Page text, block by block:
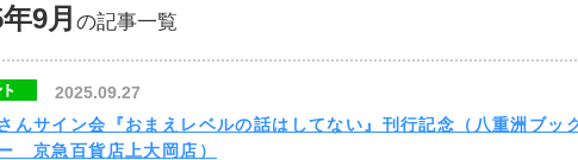
9月 の記事一覧
2025.09.27
んサイン会『おまえレベルの話はしてない』刊行記念（八重洲ブッ
京急百貨店上大岡店）